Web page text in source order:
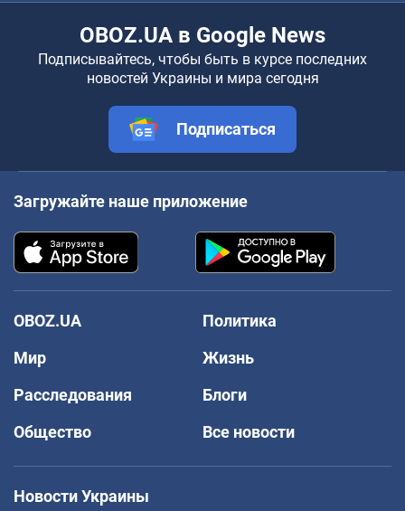
OBOZ.UA в Google News
Подписывайтесь, чтобы быть в курсе последних
новостей Украины и мира сегодня
Подписаться
Загружайте наше приложение
OBOZ.UA
Политика
Мир
Жизнь
Расследования
Блоги
Общество
Все новости
Новости Украины